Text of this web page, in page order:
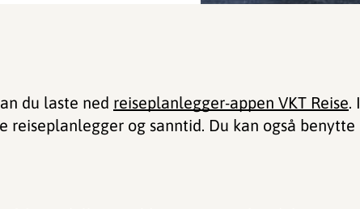
du laste ned reiseplanlegger-appen VKT Reise. I
reiseplanlegger og sanntid. Du kan også benytte